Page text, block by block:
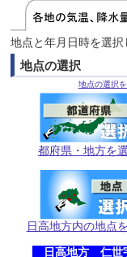
地点と年月日時を選
地点の選択
地点の選択
都府県・地方を
日高地方内の地点
日高地方 仁世